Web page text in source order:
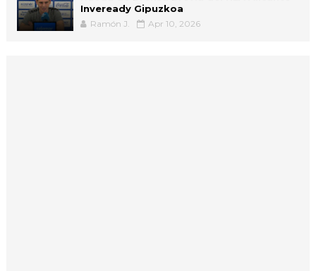
Inveready Gipuzkoa
Ramón J. Apr 10, 2026